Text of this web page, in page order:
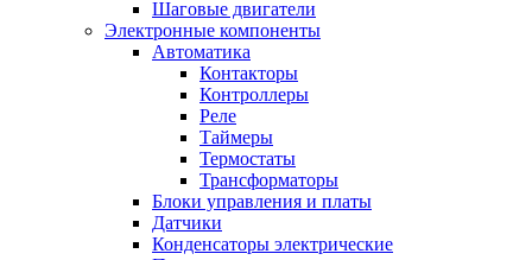
Шаговые двигатели
Электронные компоненты
Автоматика
Контакторы
Контроллеры
Реле
Таймеры
Термостаты
Трансформаторы
Блоки управления и платы
Датчики
Конденсаторы электрические